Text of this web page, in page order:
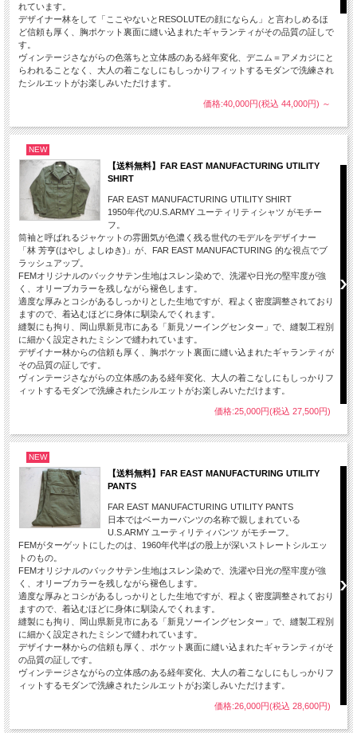
れています。
デザイナー林をして「ここやないとRESOLUTEの顔にならん」と言わしめるほ
ど信頼も厚く、胸ポケット裏面に縫い込まれたギャランティがその品質の証しで
す。
ヴィンテージさながらの色落ちと立体感のある経年変化、デニム＝アメカジにと
らわれることなく、大人の着こなしにもしっかりフィットするモダンで洗練され
たシルエットがお楽しみいただけます。
価格:40,000円(税込 44,000円) ～
NEW
【送料無料】FAR EAST MANUFACTURING UTILITY
SHIRT
FAR EAST MANUFACTURING UTILITY SHIRT
1950年代のU.S.ARMY ユーティリティシャツ がモチー
フ。
筒袖と呼ばれるジャケットの雰囲気が色濃く残る世代のモデルをデザイナー
「林 芳亨(はやし よしゆき)」が、FAR EAST MANUFACTURING 的な視点でブ
ラッシュアップ。
FEMオリジナルのバックサテン生地はスレン染めで、洗濯や日光の堅牢度が強
く、オリーブカラーを残しながら褪色します。
適度な厚みとコシがあるしっかりとした生地ですが、程よく密度調整されており
ますので、着込むほどに身体に馴染んでくれます。
縫製にも拘り、岡山県新見市にある「新見ソーイングセンター」で、縫製工程別
に細かく設定されたミシンで縫われています。
デザイナー林からの信頼も厚く、胸ポケット裏面に縫い込まれたギャランティが
その品質の証しです。
ヴィンテージさながらの立体感のある経年変化、大人の着こなしにもしっかりフ
ィットするモダンで洗練されたシルエットがお楽しみいただけます。
価格:25,000円(税込 27,500円)
NEW
【送料無料】FAR EAST MANUFACTURING UTILITY
PANTS
FAR EAST MANUFACTURING UTILITY PANTS
日本ではベーカーパンツの名称で親しまれている
U.S.ARMY ユーティリティパンツ がモチーフ。
FEMがターゲットにしたのは、1960年代半ばの股上が深いストレートシルエッ
トのもの。
FEMオリジナルのバックサテン生地はスレン染めで、洗濯や日光の堅牢度が強
く、オリーブカラーを残しながら褪色します。
適度な厚みとコシがあるしっかりとした生地ですが、程よく密度調整されており
ますので、着込むほどに身体に馴染んでくれます。
縫製にも拘り、岡山県新見市にある「新見ソーイングセンター」で、縫製工程別
に細かく設定されたミシンで縫われています。
デザイナー林からの信頼も厚く、ポケット裏面に縫い込まれたギャランティがそ
の品質の証しです。
ヴィンテージさながらの立体感のある経年変化、大人の着こなしにもしっかりフ
ィットするモダンで洗練されたシルエットがお楽しみいただけます。
価格:26,000円(税込 28,600円)